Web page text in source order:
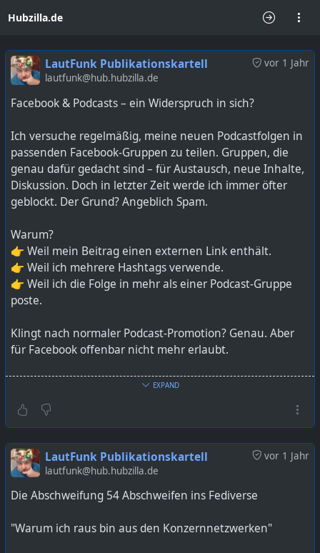
Hubzilla.de
vor 1 Jahr
LautFunk Publikationskartell
lautfunk@hub.hubzilla.de
Facebook & Podcasts – ein Widerspruch in sich?
Ich versuche regelmäßig, meine neuen Podcastfolgen in
passenden Facebook-Gruppen zu teilen. Gruppen, die
genau dafür gedacht sind – für Austausch, neue Inhalte,
Diskussion. Doch in letzter Zeit werde ich immer öfter
geblockt. Der Grund? Angeblich Spam.
Warum?
👉 Weil mein Beitrag einen externen Link enthält.
👉 Weil ich mehrere Hashtags verwende.
👉 Weil ich die Folge in mehr als einer Podcast-Gruppe
poste.
Klingt nach normaler Podcast-Promotion? Genau. Aber
für Facebook offenbar nicht mehr erlaubt.
Besonders absurd: Facebook hat 2022 selbst die eigene
mehr, Folgen direkt auf der Plattform hochzuladen.
Gleichzeitig wird aber das Teilen von externen Links zu
Podcastfolgen zunehmend unterdrückt.
Das Ergebnis? Kreative, unabhängige Podcasts werden
algorithmisch abgestraft. Vielfalt, Diskussion und
Beiträge ohne Tiefe – aber Hauptsache, sie bleiben auf
EXPAND
vor 1 Jahr
LautFunk Publikationskartell
lautfunk@hub.hubzilla.de
Die Abschweifung 54 Abschweifen ins Fediverse
"Warum ich raus bin aus den Konzernnetzwerken"